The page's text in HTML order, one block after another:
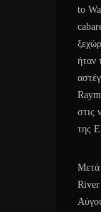
to
ήταν
στις
της
Μετά
River